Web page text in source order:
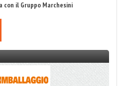
con il Gruppo Marchesini